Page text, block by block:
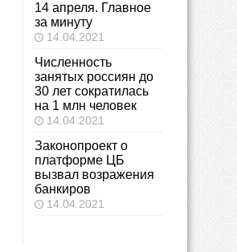
14 апреля. Главное
за минуту
14.04.2021
Численность
занятых россиян до
30 лет сократилась
на 1 млн человек
14.04.2021
Законопроект о
платформе ЦБ
вызвал возражения
банкиров
14.04.2021